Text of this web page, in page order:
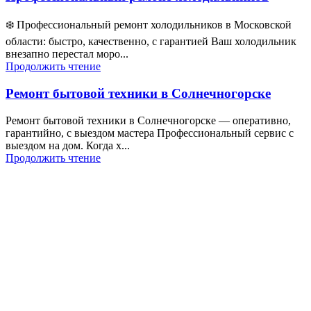
❄️ Профессиональный ремонт холодильников в Московской
области: быстро, качественно, с гарантией Ваш холодильник
внезапно перестал моро...
Продолжить чтение
Ремонт бытовой техники в Солнечногорске
Ремонт бытовой техники в Солнечногорске — оперативно,
гарантийно, с выездом мастера Профессиональный сервис с
выездом на дом. Когда х...
Продолжить чтение